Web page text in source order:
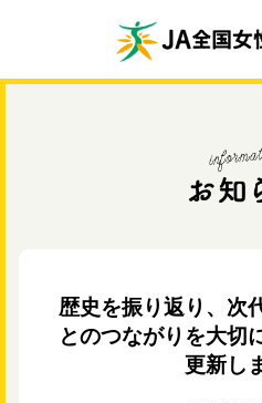
歴史を振り返り、次
とのつながりを大切
更新し